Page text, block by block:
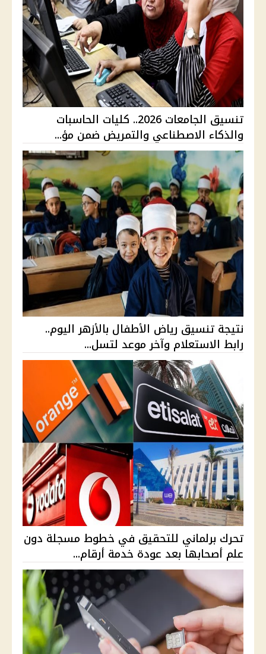
تنسيق الجامعات 2026.. كليات الحاسبات
والذكاء الاصطناعي والتمريض ضمن مؤ...
نتيجة تنسيق رياض الأطفال بالأزهر اليوم..
رابط الاستعلام وآخر موعد لتسل...
تحرك برلماني للتحقيق في خطوط مسجلة دون
علم أصحابها بعد عودة خدمة أرقام...